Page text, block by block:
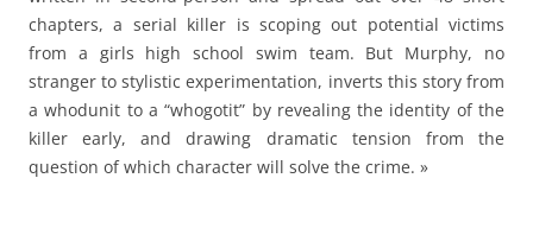
chapters, a serial killer is scoping out potential victims
from a girls high school swim team. But Murphy, no
stranger to stylistic experimentation, inverts this story from
a whodunit to a “whogotit” by revealing the identity of the
killer early, and drawing dramatic tension from the
question of which character will solve the crime. »